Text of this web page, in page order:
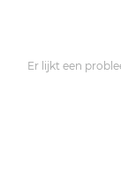
Er lijkt een